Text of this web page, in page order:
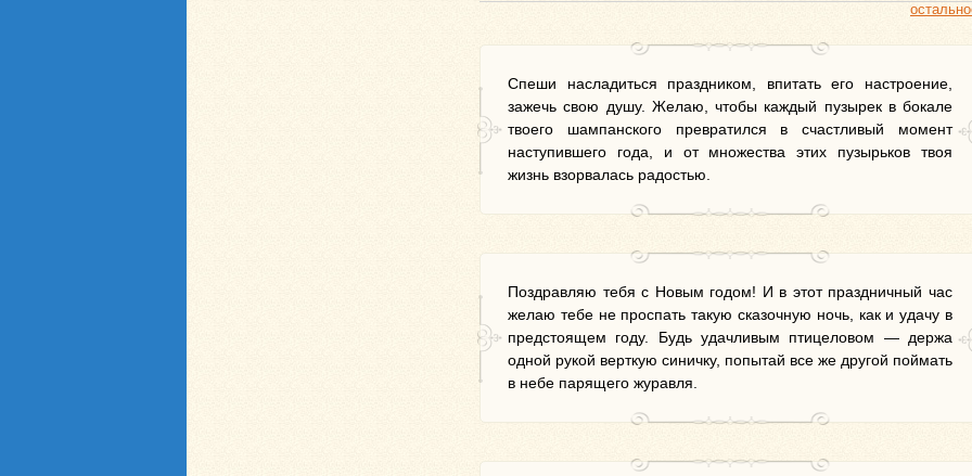
Спеши насладиться праздником, впитать его настроение,
зажечь свою душу. Желаю, чтобы каждый пузырек в бокале
твоего шампанского превратился в счастливый момент
наступившего года, и от множества этих пузырьков твоя
жизнь взорвалась радостью.
Поздравляю тебя с Новым годом! И в этот праздничный час
желаю тебе не проспать такую сказочную ночь, как и удачу в
предстоящем году. Будь удачливым птицеловом — держа
одной рукой верткую синичку, попытай все же другой поймать
в небе парящего журавля.